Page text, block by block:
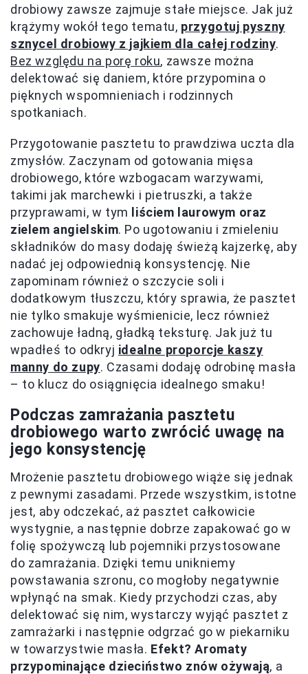
drobiowy zawsze zajmuje stałe miejsce. Jak już
krążymy wokół tego tematu, przygotuj pyszny
sznycel drobiowy z jajkiem dla całej rodziny.
Bez względu na porę roku, zawsze można
delektować się daniem, które przypomina o
pięknych wspomnieniach i rodzinnych
spotkaniach.
Przygotowanie pasztetu to prawdziwa uczta dla
zmysłów. Zaczynam od gotowania mięsa
drobiowego, które wzbogacam warzywami,
takimi jak marchewki i pietruszki, a także
przyprawami, w tym
liściem laurowym oraz
zielem angielskim. Po ugotowaniu i zmieleniu
składników do masy dodaję świeżą kajzerkę, aby
nadać jej odpowiednią konsystencję. Nie
zapominam również o szczycie soli i
dodatkowym tłuszczu, który sprawia, że pasztet
nie tylko smakuje wyśmienicie, lecz również
zachowuje ładną, gładką teksturę. Jak już tu
wpadłeś to odkryj idealne proporcje kaszy
manny do zupy. Czasami dodaję odrobinę masła
– to klucz do osiągnięcia idealnego smaku!
Podczas zamrażania pasztetu
drobiowego warto zwrócić uwagę na
jego konsystencję
Mrożenie pasztetu drobiowego wiąże się jednak
z pewnymi zasadami. Przede wszystkim, istotne
jest, aby odczekać, aż pasztet całkowicie
wystygnie, a następnie dobrze zapakować go w
folię spożywczą lub pojemniki przystosowane
do zamrażania. Dzięki temu unikniemy
powstawania szronu, co mogłoby negatywnie
wpłynąć na smak. Kiedy przychodzi czas, aby
delektować się nim, wystarczy wyjąć pasztet z
zamrażarki i następnie odgrzać go w piekarniku
w towarzystwie masła. Efekt? Aromaty
przypominające dzieciństwo znów ożywają, a